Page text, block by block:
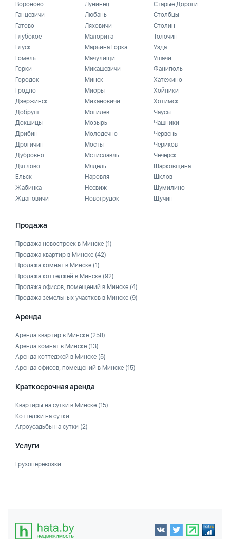
Вороново
Ганцевичи
Гатово
Глубокое
Глуск
Гомель
Горки
Городок
Гродно
Дзержинск
Добруш
Докшицы
Дрибин
Дрогичин
Дубровно
Дятлово
Ельск
Жабинка
Ждановичи
Лунинец
Любань
Ляховичи
Малорита
Марьина Горка
Мачулищи
Микашевичи
Минск
Миоры
Михановичи
Могилев
Мозырь
Молодечно
Мосты
Мстиславль
Мядель
Наровля
Несвиж
Новогрудок
Старые Дороги
Столбцы
Столин
Толочин
Узда
Ушачи
Фаниполь
Хатежино
Хойники
Хотимск
Чаусы
Чашники
Червень
Чериков
Чечерск
Шарковщина
Шклов
Шумилино
Щучин
Продажа
Продажа новостроек в Минске (1)
Продажа квартир в Минске (42)
Продажа комнат в Минске (1)
Продажа коттеджей в Минске (92)
Продажа офисов, помещений в Минске (4)
Продажа земельных участков в Минске (9)
Аренда
Аренда квартир в Минске (258)
Аренда комнат в Минске (13)
Аренда коттеджей в Минске (5)
Аренда офисов, помещений в Минске (15)
Краткосрочная аренда
Квартиры на сутки в Минске (15)
Коттеджи на сутки
Агроусадьбы на сутки (2)
Услуги
Грузоперевозки